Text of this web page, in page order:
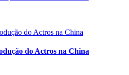
do Actros na China